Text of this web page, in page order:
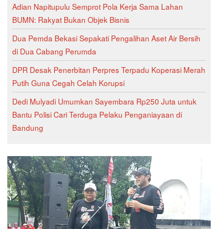
Adian Napitupulu Semprot Pola Kerja Sama Lahan
BUMN: Rakyat Bukan Objek Bisnis
Dua Pemda Bekasi Sepakati Pengalihan Aset Air Bersih
di Dua Cabang Perumda
DPR Desak Penerbitan Perpres Terpadu Koperasi Merah
Putih Guna Cegah Celah Korupsi
Dedi Mulyadi Umumkan Sayembara Rp250 Juta untuk
Bantu Polisi Cari Terduga Pelaku Penganiayaan di
Bandung